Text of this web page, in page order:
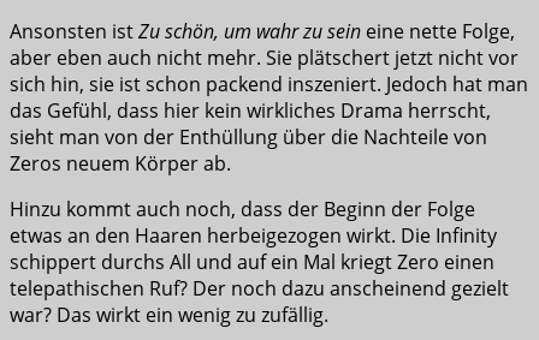
Ansonsten istZu schön, um wahr zu sein eine nette Folge,
aber eben auch nicht mehr. Sie plätschert jetzt nicht vor
sich hin, sie ist schon packend inszeniert. Jedoch hat man
das Gefühl, dass hier kein wirkliches Drama herrscht,
sieht man von der Enthüllung über die Nachteile von
Zeros neuem Körper ab.
Hinzu kommt auch noch, dass der Beginn der Folge
etwas an den Haaren herbeigezogen wirkt. Die Infinity
schippert durchs All und auf ein Mal kriegt Zero einen
telepathischen Ruf? Der noch dazu anscheinend gezielt
war? Das wirkt ein wenig zu zufällig.